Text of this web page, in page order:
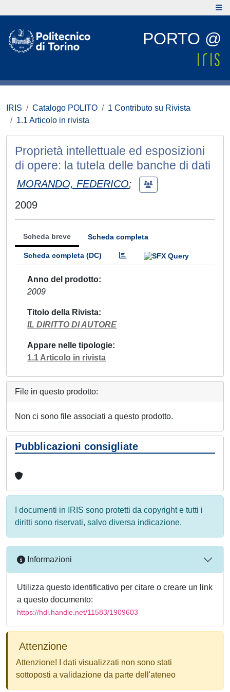
PORTO @
IRIS Catalogo POLITO
1 Contributo su Rivista
1.1 Articolo in rivista
Proprietà intellettuale ed esposizioni
di opere: la tutela delle banche di dati
MORANDO, FEDERICO;
2009
Scheda breve Scheda completa
Scheda completa (DC)
Anno del prodotto
2009
Titolo della Rivista
IL DIRITTO DI AUTORE
Appare nelle tipologie
1.1 Articolo in rivista
File in questo prodotto:
Non ci sono file associati a questo prodotto.
Pubblicazioni consigliate
I documenti in IRIS sono protetti da copyright e tutti i
diritti sono riservati, salvo diversa indicazione.
Informazioni
Utilizza questo identificativo per citare o creare un link
a questo documento:
https://hdl.handle.net/11583/1909603
Attenzione
Attenzione! I dati visualizzati non sono stati
sottoposti a validazione da parte dell'ateneo